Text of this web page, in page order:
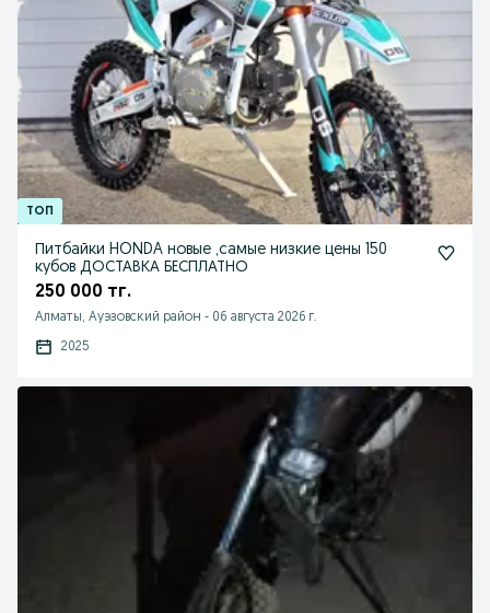
Питбайки HONDA новые ,самые низкие цены 150
кубов ДОСТАВКА БЕСПЛАТНО
250 000 тг.
Алматы, Ауэзовский район - 06 августа 2026 г.
2025